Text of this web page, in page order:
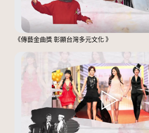
《傳藝金曲獎 彰顯台灣多元文化 》